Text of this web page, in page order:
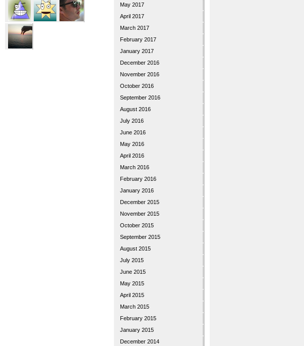
May 2017
April 2017
March 2017
February 2017
January 2017
December 2016
November 2016
October 2016
September 2016
August 2016
July 2016
June 2016
May 2016
April 2016
March 2016
February 2016
January 2016
December 2015
November 2015
October 2015
September 2015
August 2015
July 2015
June 2015
May 2015
April 2015
March 2015
February 2015
January 2015
December 2014